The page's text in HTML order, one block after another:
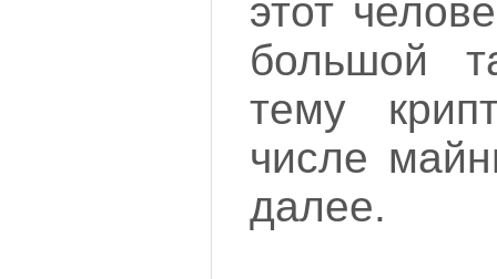
этот
большой
тему
числе
далее.